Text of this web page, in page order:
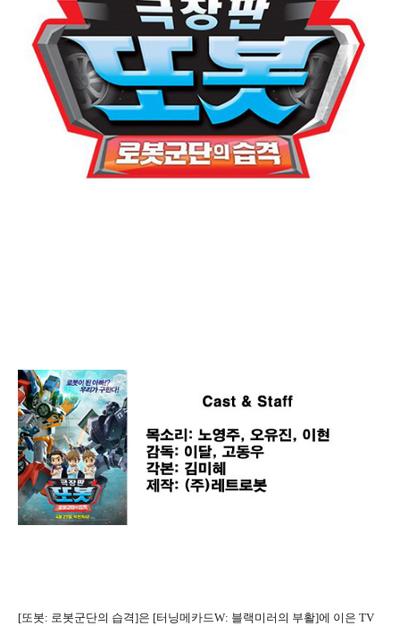
[또봇: 로봇군단의 습격]은 [터닝메카드W: 블랙미러의 부활]에 이은 TV